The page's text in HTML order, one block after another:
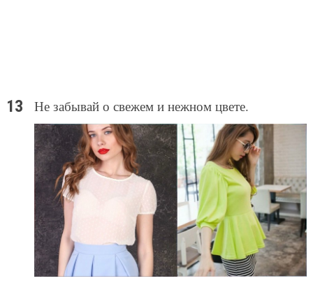
Не забывай о свежем и нежном цвете.